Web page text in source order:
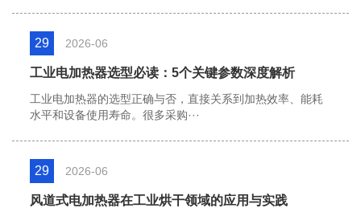
29 2026-06
工业电加热器选型必读：5个关键参数深度解析
工业电加热器的选型正确与否，直接关系到加热效率、能耗
水平和设备使用寿命。很多采购···
29 2026-06
风道式电加热器在工业烘干领域的应用与实践